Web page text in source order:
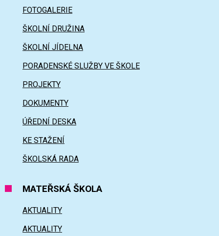
FOTOGALERIE
ŠKOLNÍ DRUŽINA
ŠKOLNÍ JÍDELNA
PORADENSKÉ SLUŽBY VE ŠKOLE
PROJEKTY
DOKUMENTY
ÚŘEDNÍ DESKA
KE STAŽENÍ
ŠKOLSKÁ RADA
MATEŘSKÁ ŠKOLA
AKTUALITY
AKTUALITY